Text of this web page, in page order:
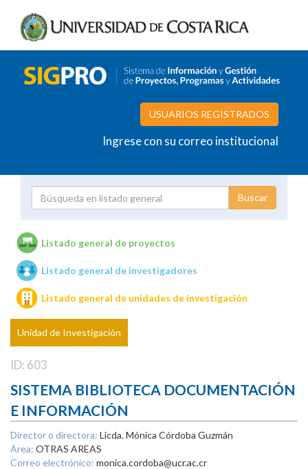
USUARIOS REGISTRADOS
Ingrese con su correo institucional
Unidades de investigación
Listado general de proyectos
Listado general de investigadores
Listado general de unidades de investigación
Unidad de Investigación
ID: 603
SISTEMA BIBLIOTECA DOCUMENTACIÓN
E INFORMACIÓN
Director o directora: Licda. Mónica Córdoba Guzmán
Área: OTRAS AREAS
Correo electrónico: monica.cordoba@ucr.ac.cr